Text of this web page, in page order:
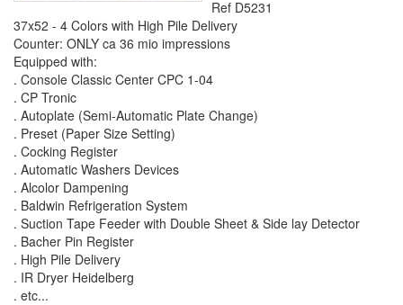
Ref D5231
37x52 - 4 Colors with High Pile Delivery
Counter: ONLY ca 36 mio impressions
Equipped with:
. Console Classic Center CPC 1-04
. CP Tronic
. Autoplate (Semi-Automatic Plate Change)
. Preset (Paper Size Setting)
. Cocking Register
. Automatic Washers Devices
. Alcolor Dampening
. Baldwin Refrigeration System
. Suction Tape Feeder with Double Sheet & Side lay Detector
. Bacher Pin Register
. High Pile Delivery
. IR Dryer Heidelberg
. etc...